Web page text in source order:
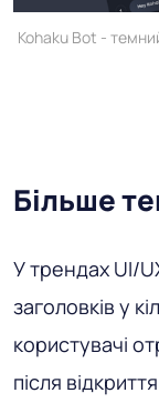
Kohaku Bot -
Більше
У трендах UI/
заголовків у
користувачі
після